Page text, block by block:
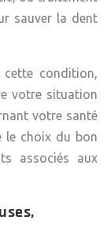
sauver la dent
cette condition,
votre situation
votre santé
le choix du bon
associés aux